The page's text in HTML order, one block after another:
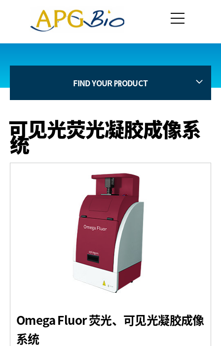
FIND YOUR PRODUCT
可见光荧光凝胶成像系
统
Omega Fluor 荧光、可见光凝胶成像
系统